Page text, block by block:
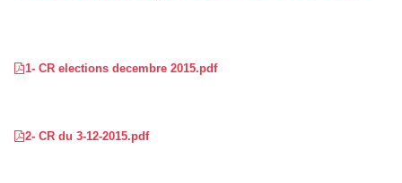
1- CR elections decembre 2015.pdf
2- CR du 3-12-2015.pdf